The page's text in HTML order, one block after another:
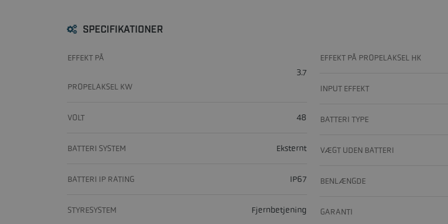
SPECIFIKATIONER
EFFEKT PÅ
PROPELAKSEL KW
3.7
VOLT 48
BATTERI SYSTEM Eksternt
BATTERI IP RATING IP67
STYRESYSTEM Fjernbetjening
EFFEKT PÅ PROPELAKSEL HK
INPUT EFFEKT
BATTERI TYPE
VÆGT UDEN BATTERI
BENLÆNGDE
GARANTI